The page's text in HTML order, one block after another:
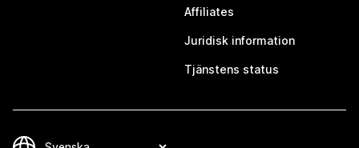
Affiliates
Juridisk information
Tjänstens status